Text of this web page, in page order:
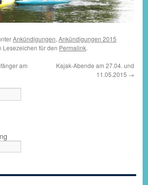
Ankündigungen, Ankündigungen 2015
Lesezeichen für den Permalink.
am
Kajak-Abende am 27.04. und
11.05.2015 →